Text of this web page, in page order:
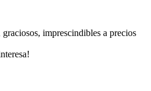
imprescindibles a precios